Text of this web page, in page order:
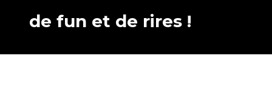
de fun et de rires !